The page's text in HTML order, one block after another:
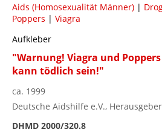
Aids (Homosexualität Männer) |
Poppers | Viagra
Aufkleber
"Warnung! Viagra und
kann tödlich sein!"
ca. 1999
Deutsche Aidshilfe e.V., Herausgeber
DHMD 2000/320.8